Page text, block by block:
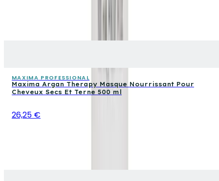
MAXIMA PROFESSIONAL
Maxima Argan Therapy Masque Nourrissant Pour
Cheveux Secs Et Terne 500 ml
26,25 €